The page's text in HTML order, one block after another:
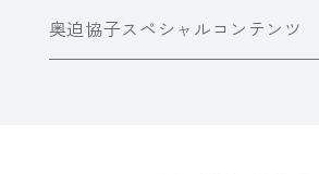
奥迫協子スペシャルコンテンツ